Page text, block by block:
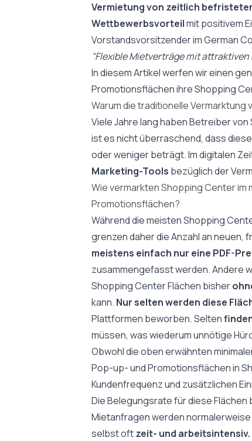
Vermietung von zeitlich
Wettbewerbsvorteilmit positivem
Vorstandsvorsitzender im German
"Flexible Mietverträge mit
In diesem Artikel werfen wir einen
Promotionsflächen ihre Shopping
Warum die traditionelle
Viele Jahre lang haben Betreiber
ist es nicht überraschend, dass
oder weniger beträgt. Im digitalen
Marketing-Tools bezüglich der
Wie vermarkten Shopping Center
Promotionsflächen?
Während die meisten Shopping
grenzen daher die Anzahl an
meistens einfach nur eine PDF-
zusammengefasst werden. Andere
Shopping Center Flächen bisher
kann. Nur selten werden diese
Plattformen beworben. Selten
müssen, was wiederum unnötige
Obwohl die oben erwähnten
Pop-up- und Promotionsflächen in
Kundenfrequenz und zusätzlichen
Die Belegungsrate für diese
Mietanfragen werden
selbst oftzeit- und arbeitsintensiv.